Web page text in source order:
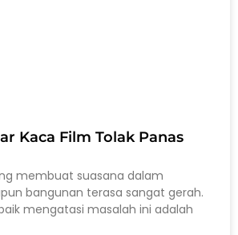
Kaca Film Tolak Panas
membuat suasana dalam
bangunan terasa sangat gerah.
mengatasi masalah ini adalah